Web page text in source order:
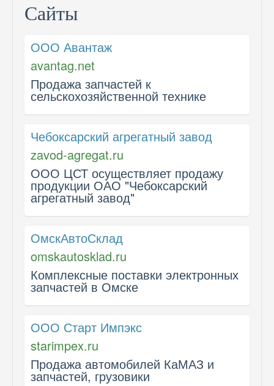
Сайты
ООО Авантаж
avantag.net
Продажа запчастей к
сельскохозяйственной технике
Чебоксарский агрегатный завод
zavod-agregat.ru
ООО ЦСТ осуществляет продажу
продукции ОАО "Чебоксарский
агрегатный завод"
ОмскАвтоСклад
omskautosklad.ru
Комплексные поставки электронных
запчастей в Омске
ООО Старт Импэкс
starimpex.ru
Продажа автомобилей КаМАЗ и
запчастей, грузовики